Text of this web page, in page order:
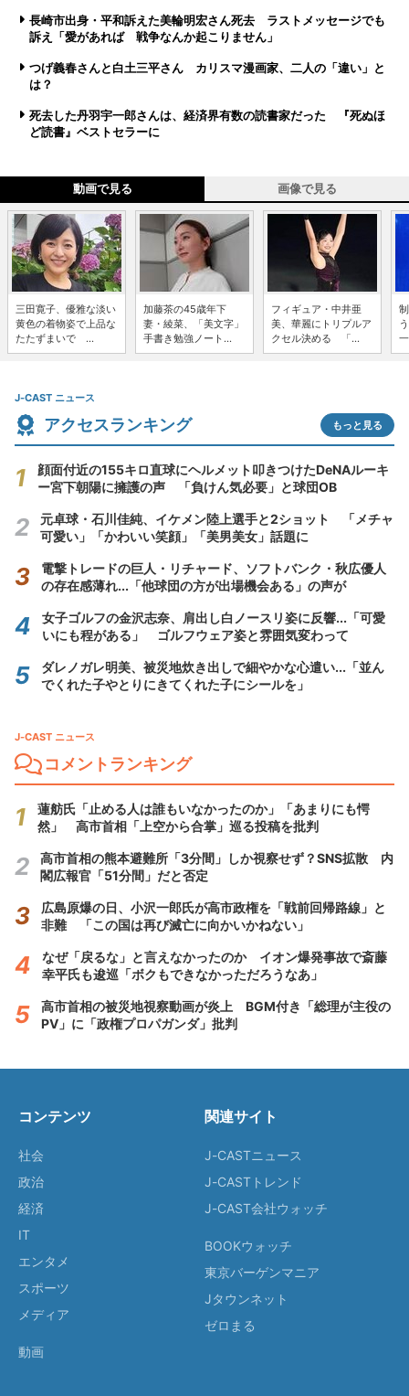
長崎市出身・平和訴えた美輪明宏さん死去 ラストメッセージでも
訴え「愛があれば 戦争なんか起こりません」
つげ義春さんと白土三平さん カリスマ漫画家、二人の「違い」と
は？
死去した丹羽宇一郎さんは、経済界有数の読書家だった 『死ぬほ
ど読書』ベストセラーに
動画で見る 画像で見る
三田寛子、優雅な淡い
黄色の着物姿で上品な
たたずまいで ...
加藤茶の45歳年下
妻・綾菜、「美文字」
手書き勉強ノート...
フィギュア・中井亜
美、華麗にトリプルア
クセル決める 「...
J-CAST ニュース
アクセスランキング もっと見る
顔面付近の155キロ直球にヘルメット叩きつけたDeNAルーキ
ー宮下朝陽に擁護の声 「負けん気必要」と球団OB
元卓球・石川佳純、イケメン陸上選手と2ショット 「メチャ
可愛い」「かわいい笑顔」「美男美女」話題に
電撃トレードの巨人・リチャード、ソフトバンク・秋広優人
の存在感薄れ...「他球団の方が出場機会ある」の声が
女子ゴルフの金沢志奈、肩出し白ノースリ姿に反響...「可愛
いにも程がある」 ゴルフウェア姿と雰囲気変わって
ダレノガレ明美、被災地炊き出しで細やかな心遣い...「並ん
でくれた子やとりにきてくれた子にシールを」
J-CAST ニュース
コメントランキング
蓮舫氏「止める人は誰もいなかったのか」「あまりにも愕
然」 高市首相「上空から合掌」巡る投稿を批判
高市首相の熊本避難所「3分間」しか視察せず？SNS拡散 内
閣広報官「51分間」だと否定
広島原爆の日、小沢一郎氏が高市政権を「戦前回帰路線」と
非難 「この国は再び滅亡に向かいかねない」
なぜ「戻るな」と言えなかったのか イオン爆発事故で斎藤
幸平氏も逡巡「ボクもできなかっただろうなあ」
高市首相の被災地視察動画が炎上 BGM付き「総理が主役の
PV」に「政権プロパガンダ」批判
コンテンツ
社会
政治
経済
IT
エンタメ
スポーツ
メディア
動画
関連サイト
J-CASTニュース
J-CASTトレンド
J-CAST会社ウォッチ
BOOKウォッチ
東京バーゲンマニア
Jタウンネット
ゼロまる